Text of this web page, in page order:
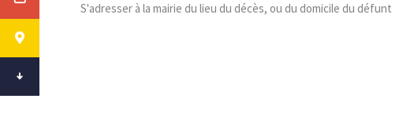
S'adresser à la mairie du lieu du décès, ou du domicile du défunt